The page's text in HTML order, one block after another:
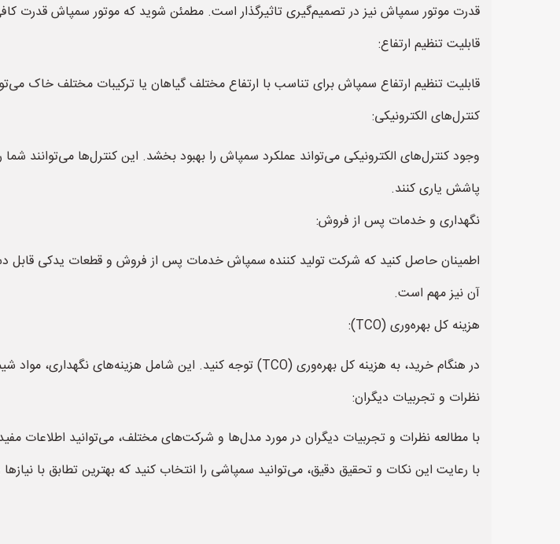
قدرت موتور سمپاش نیز در تصمیم‌گیری تاثیرگذار است. مطمئن شوید که موتور سمپاش قدرت
قابلیت تنظیم ارتفاع:
قابلیت تنظیم ارتفاع سمپاش برای تناسب با ارتفاع مختلف گیاهان یا ترکیبات مختلف خاک
کنترل‌های الکترونیکی:
وجود کنترل‌های الکترونیکی می‌تواند عملکرد سمپاش را بهبود بخشد. این کنترل‌ها می‌توانند
پاشش یاری کنند.
نگهداری و خدمات پس از فروش:
اطمینان حاصل کنید که شرکت تولید کننده سمپاش خدمات پس از فروش و قطعات یدکی قابل
آن نیز مهم است.
هزینه کل بهره‌وری (TCO):
در هنگام خرید، به هزینه کل بهره‌وری (TCO) توجه کنید. این شامل هزینه‌های نگهداری، مواد شیمیایی، سوخت و سایر هزینه‌های مربوط به استفاده از سمپاش است.
نظرات و تجربیات دیگران:
با مطالعه نظرات و تجربیات دیگران در مورد مدل‌ها و شرکت‌های مختلف، می‌توانید اطلاعات
با رعایت این نکات و تحقیق دقیق، می‌توانید سمپاشی را انتخاب کنید که بهترین تطابق با